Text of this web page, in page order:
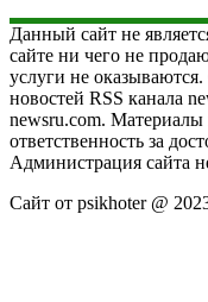
Данный сайт не
сайте ни чего не
услуги не
новостей RSS канала
newsru.com. Материалы
ответственность за
Администрация сайта
Сайт от psikhoter @